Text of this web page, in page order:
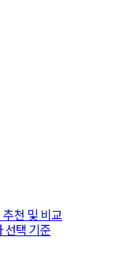
천 및 비교
선택 기준